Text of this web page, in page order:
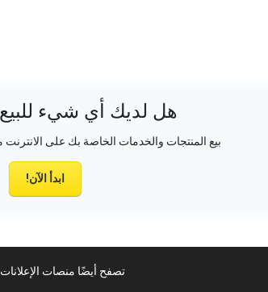
هل لديك أي شيء للبيع
بيع المنتجات والخدمات الخاصة بك على
ابدأ الآن!
تصفح أيضًا منصات الإعلانات